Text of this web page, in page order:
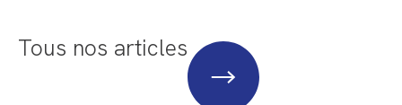
Tous nos articles